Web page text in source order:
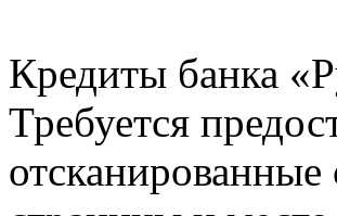
Кредиты банка
Требуется